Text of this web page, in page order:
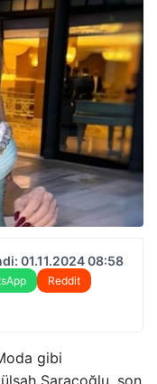
01.11.2024 08:58
Reddit
gibi
Saraçoğlu, son